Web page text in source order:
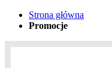
Strona główna
Promocje